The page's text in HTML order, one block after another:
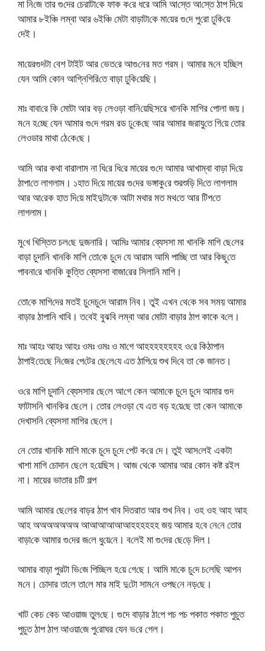
মা নি‌জে তার গু‌দের চেরাটা‌কে ফাক ক‌রে ধরে আ‌মি আ‌স্তে আ‌স্তে ঠাপ দি‌য়ে
আমার ৮ই‌ঞ্চি লম্বা আর ৬ই‌ঞ্চি মেটা বাড়াটা‌কে মা‌য়ের গু‌দে পু‌রো ঢু‌কি‌য়ে
দেই।
মা‌য়েরগুদটা বেশ টাইট আর ভেত‌রে আগু‌নের মত গরম। আমার ম‌নে হ‌চ্ছিল
যেন আ‌মি কোন আ‌গ্নি‌গি‌রি‌তে বাড়া ঢু‌কি‌য়ে‌ছি।
মাঃ বা‌বা‌রে কি মোটা আর বড় লেওড়া বা‌নি‌য়ে‌ছিসরে খান‌কি মা‌গির পোলা জয়।
ম‌নে হ‌চ্ছে যেন আমার গু‌দে গরম রড ঢু‌কে‌ছে আর আমার জরাযু‌তে গি‌য়ে তোর
লেওডার মাথা ঠে‌কে‌ছে।
আ‌মি আর কথা বারালাম না ধি‌রে ধি‌রে মা‌য়ের গু‌দে আমার আখাম্বা বাড়া দি‌য়ে
ঠাপা‌তে লাগলাম। ১হাত দি‌য়ে‌ মা‌য়ের গু‌দের ভঙ্গাকু‌রে শুরশু‌ড়ি দি‌তে লাগলাম
আর আ‌রেক হাত দি‌য়ে মাইদুটা‌কে আটা মথার মত মথ‌তে আর টিপ‌তে
লাগলাম।
মু‌খে খি‌স্তিত চল‌ছে দুজনা‌রি। আ‌মিঃ আমার ব্যেসসা মা খান‌কি মা‌গি ছে‌লের
বাড়া চুদা‌নি খান‌কি মা‌গি তো‌কে চু‌দে যে আরাম আ‌মি পা‌চ্ছি তা আর কিছু‌তে
পাবনা‌রে খান‌কি কু‌ত্তি ব্যেসসা বাজা‌রের সিলানি মা‌গি।
তো‌কে‌ মা‌গি‌দের মতই চু‌দে‌চু‌দে আরাম নিব। তুই এখন থে‌কে সব সময় আ‌মার
বাড়ার ঠাপা‌নি খাবি। ত‌বেই বুঝ‌বি লম্বা আর মোটা বাড়ার ঠাপ কাকে ব‌লে।
মাঃ আহঃ আহঃ আহঃ ওমঃ ওমঃ ও মা‌গে আহহহহহহহহ ও‌রে কিঠাপান
ঠাপাই‌তে‌ছে নি‌জের পে‌টের ছে‌লে‌যে এত ঠা‌পি‌য়ে শুখ দি‌বে তা কে জানত।
ও‌রে মা‌গি চুদা‌নি ব্যেসসার ছে‌লে আ‌গে কেন আমা‌কে চু‌দে চু‌দে আমার গুদ
ফাটাস‌নি খান‌কির ছে‌লে। তোর লেওড়া যে এত বড় হ‌য়ে‌ছে তা কেন আমা‌কে
দেখাস‌নি ব্যেসসা মা‌গির ছে‌লে।
নে‌ তোর খান‌কি মা‌গি মা‌কে চু‌দে চু‌দে পেট ক‌রে দে। তুই আস‌লেই একটা
খাশা মা‌গি চোদান ছে‌লে হ‌য়ে‌ছিস। আজ থে‌কে আমার আর কোন কষ্ট রইল
না। মায়ের ভাতার চটি গল্প
আ‌মি আমার ছে‌লের বাড়র ঠাপ খাব দিতরাত আর শুখ নিব। ওহ ওহ আহ আহ
আহ অঅঅঅঅঅঅ আআআআআআহহহহহহ জয় আমার হ‌বে নে‌নে তোর
বাড়া‌কে আমার গু‌দের জ‌লে ধু‌য়ে‌নে। ব‌লেই মা গু‌দের ছে‌ড়ে দিল।
আমার বাড়া পুরটা ভি‌জে পি‌চ্ছিল হ‌য়ে গে‌ছে। আ‌মি মা‌কে চু‌দে চ‌লে‌ছি আপন
ম‌নে। চোদার তা‌লে তা‌লে মার মাই দু‌টো সাম‌নে ওপছ‌নে নড়‌ছে।
খাট কেচ কেচ আওয়াজ তুল‌ছে। গুদে বাড়ার ঠা‌পে পচ পচ পকাত পকাত পুচুত
পুচুত ঠাপ ঠাপ আওয়া‌জে পু‌রোঘর যেন ভ‌রে গেল।